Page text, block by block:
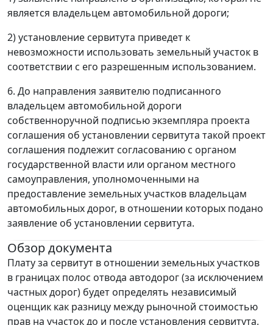
является владельцем автомобильной дороги;
2) установление сервитута приведет к
невозможности использовать земельный участок в
соответствии с его разрешенным использованием.
6. До направления заявителю подписанного
владельцем автомобильной дороги
собственноручной подписью экземпляра проекта
соглашения об установлении сервитута такой проект
соглашения подлежит согласованию с органом
государственной власти или органом местного
самоуправления, уполномоченными на
предоставление земельных участков владельцам
автомобильных дорог, в отношении которых подано
заявление об установлении сервитута.
Обзор документа
Плату за сервитут в отношении земельных участков
в границах полос отвода автодорог (за исключением
частных дорог) будет определять независимый
оценщик как разницу между рыночной стоимостью
прав на участок до и после установления сервитута.